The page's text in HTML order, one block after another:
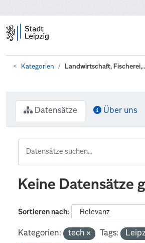
Kategorien Landwirtschaft,
Datensätze Über uns
Keine Datensätze
Sortieren nach
Kategorien: tech Tags: